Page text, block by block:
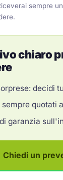
sempre
chiaro
decidi
sempre quotati
garanzia
Chiedi un